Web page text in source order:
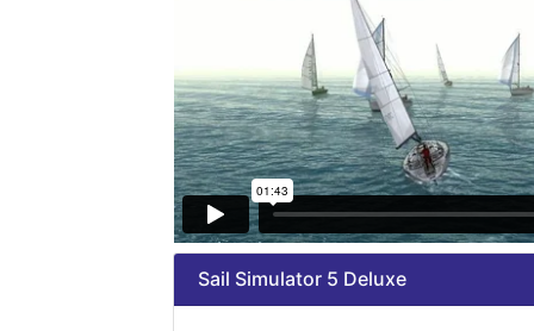
Sail Simulator 5 Deluxe